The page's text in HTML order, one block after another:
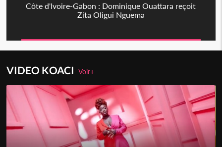
Côte d'Ivoire-Gabon : Dominique Ouattara reçoit
Zita Oligui Nguema
VIDEO KOACIVoir+